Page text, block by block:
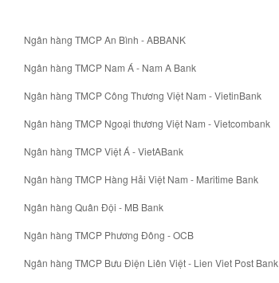
Ngân hàng TMCP An Bình - ABBANK
Ngân hàng TMCP Nam Á - Nam A Bank
Ngân hàng TMCP Công Thương Việt Nam - VietinBank
Ngân hàng TMCP Ngoại thương Việt Nam - Vietcombank
Ngân hàng TMCP Việt Á - VietABank
Ngân hàng TMCP Hàng Hải Việt Nam - Maritime Bank
Ngân hàng Quân Đội - MB Bank
Ngân hàng TMCP Phương Đông - OCB
Ngân hàng TMCP Bưu Điện Liên Việt - Lien Viet Post Bank